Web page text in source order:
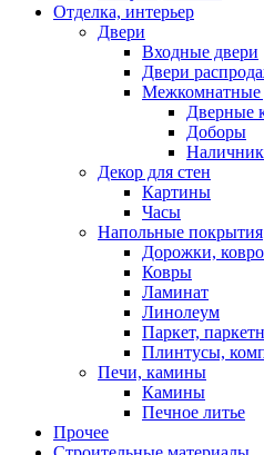
Отделка, интерьер
Двери
Входные двери
Двери
Межкомнатные
Дверные
Доборы
Декор для стен
Картины
Часы
Напольные покрытия
Дорожки,
Ковры
Ламинат
Линолеум
Паркет,
Плинтусы,
Печи, камины
Камины
Печное литье
Прочее